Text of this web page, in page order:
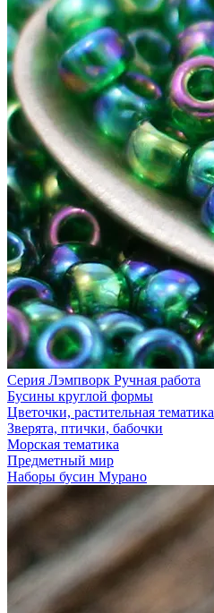
Серия Лэмпворк Ручная работа
Бусины круглой формы
Цветочки, растительная тематика
Зверята, птички, бабочки
Морская тематика
Предметный мир
Наборы бусин Мурано